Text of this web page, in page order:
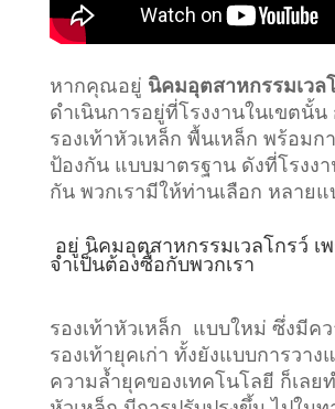
หากคุณอยู่ นิคมอุตสาหกรรมเวล
ดำเนินการอยู่ที่โรงงานในเขตนั้น
รองเท้าหัวเหล็ก พื้นเหล็ก พร้อมก
ป้องกัน แบบมาตรฐาน ดังที่โรงง
กัน พวกเรามีให้ท่านเลือก หลายแ
อยู่ นิคมอุตสาหกรรมเวลโกรว์ เ
จำเป็นต้องซื้อกับพวกเรา
รองเท้าหัวเหล็ก แบบใหม่ ซึ่งมีค
รองเท้ายุคเก่า ทั้งยังแบบการวาง
ความล้ำยุคของเทคโนโลยี ก็เลย